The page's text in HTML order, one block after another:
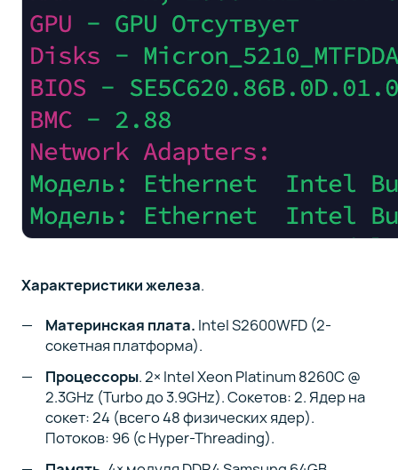
Характеристики железа.
Материнская плата. Intel S2600WFD (2-
сокетная платформа).
Процессоры. 2× Intel Xeon Platinum 8260C @
2.3GHz (Turbo до 3.9GHz). Сокетов: 2. Ядер на
сокет: 24 (всего 48 физических ядер).
Потоков: 96 (с Hyper-Threading).